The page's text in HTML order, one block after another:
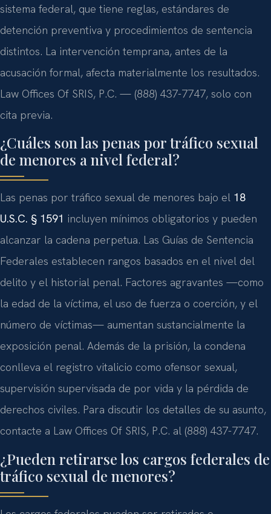
sistema federal, que tiene reglas, estándares de
detención preventiva y procedimientos de sentencia
distintos. La intervención temprana, antes de la
acusación formal, afecta materialmente los resultados.
Law Offices Of SRIS, P.C. — (888) 437-7747, solo con
cita previa.
¿Cuáles son las penas por tráfico sexual
de menores a nivel federal?
Las penas por tráfico sexual de menores bajo el 18
U.S.C. § 1591 incluyen mínimos obligatorios y pueden
alcanzar la cadena perpetua. Las Guías de Sentencia
Federales establecen rangos basados en el nivel del
delito y el historial penal. Factores agravantes —como
la edad de la víctima, el uso de fuerza o coerción, y el
número de víctimas— aumentan sustancialmente la
exposición penal. Además de la prisión, la condena
conlleva el registro vitalicio como ofensor sexual,
supervisión supervisada de por vida y la pérdida de
derechos civiles. Para discutir los detalles de su asunto,
contacte a Law Offices Of SRIS, P.C. al (888) 437-7747.
¿Pueden retirarse los cargos federales de
tráfico sexual de menores?